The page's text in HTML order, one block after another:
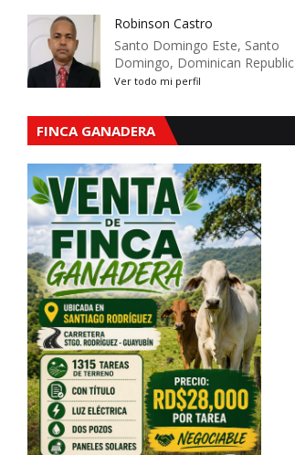
Robinson Castro
Santo Domingo Este, Santo
Domingo, Dominican Republic
Ver todo mi perfil
FINCA GANADERA